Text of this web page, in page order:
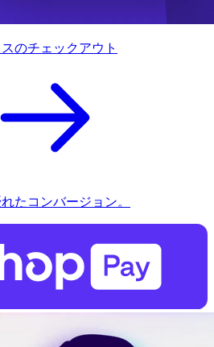
のチェックアウト
たコンバージョン。